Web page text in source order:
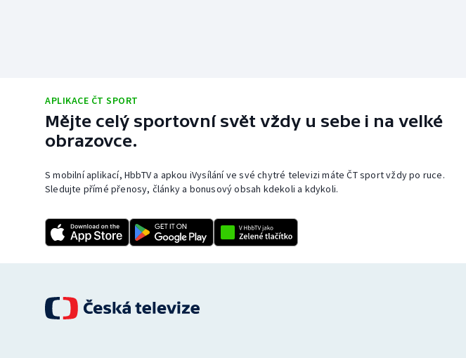
APLIKACE ČT SPORT
Mějte celý sportovní svět vždy u sebe i na velké
obrazovce.
S mobilní aplikací, HbbTV a apkou iVysílání ve své chytré televizi máte ČT sport vždy po ruce.
Sledujte přímé přenosy, články a bonusový obsah kdekoli a kdykoli.